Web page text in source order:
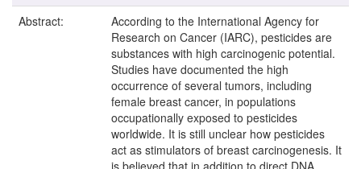
Abstract:
According to the International Agency for
Research on Cancer (IARC), pesticides are
substances with high carcinogenic potential.
Studies have documented the high
occurrence of several tumors, including
female breast cancer, in populations
occupationally exposed to pesticides
worldwide. It is still unclear how pesticides
act as stimulators of breast carcinogenesis. It
is believed that in addition to direct DNA